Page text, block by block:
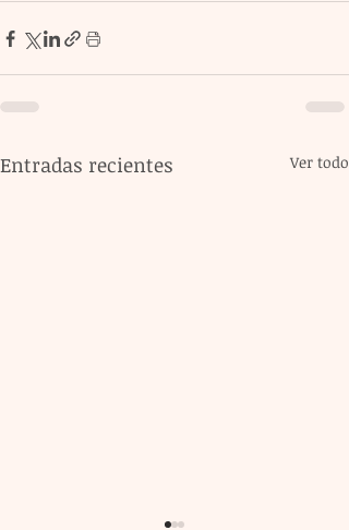
Entradas recientes Ver todo